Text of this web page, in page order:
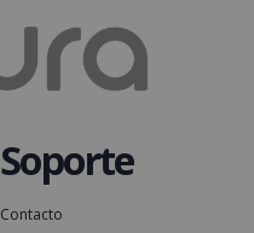
Soporte
Contacto